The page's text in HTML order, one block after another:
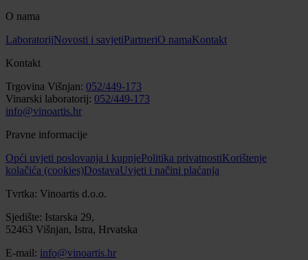
O nama
LaboratorijNovosti i savjetiPartneriO namaKontakt
Kontakt
Trgovina Višnjan: 052/449-173
Vinarski laboratorij: 052/449-173
info@vinoartis.hr
Pravne informacije
Opći uvjeti poslovanja i kupnjePolitika privatnostiKorištenje
kolačića (cookies)DostavaUvjeti i načini plaćanja
Tvrtka: Vinoartis d.o.o.
Sjedište: Istarska 29,
52463 Višnjan, Istra, Hrvatska
E-mail: info@vinoartis.hr